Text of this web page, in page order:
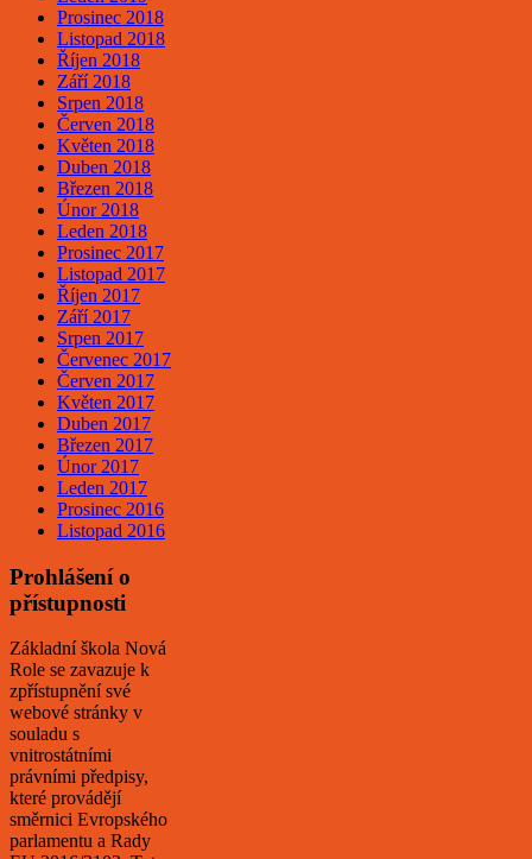
Prosinec 2018
Listopad 2018
Říjen 2018
Září 2018
Srpen 2018
Červen 2018
Květen 2018
Duben 2018
Březen 2018
Únor 2018
Leden 2018
Prosinec 2017
Listopad 2017
Říjen 2017
Září 2017
Srpen 2017
Červenec 2017
Červen 2017
Květen 2017
Duben 2017
Březen 2017
Únor 2017
Leden 2017
Prosinec 2016
Listopad 2016
Prohlášení o
přístupnosti
Základní škola Nová
Role se zavazuje k
zpřístupnění své
webové stránky v
souladu s
vnitrostátními
právními předpisy,
které provádějí
směrnici Evropského
parlamentu a Rady